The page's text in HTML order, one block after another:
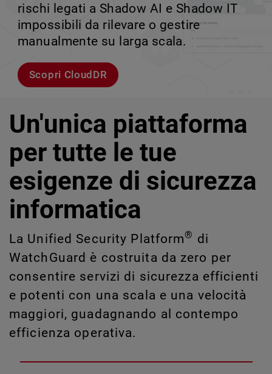
velocità.
Esplora i modelli
rischi legati a Shadow AI e Shadow IT
impossibili da rilevare o gestire
manualmente su larga scala.
Scopri CloudDR
tuo team può crescere senza perdere il
controllo.
scalabile.
Scopri WatchGuard EDR
Un'unica piattaforma
per tutte le tue
esigenze di sicurezza
informatica
La Unified Security Platform® di
WatchGuard è costruita da zero per
consentire servizi di sicurezza efficienti
e potenti con una scala e una velocità
maggiori, guadagnando al contempo
efficienza operativa.